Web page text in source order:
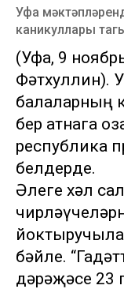
Уфа
каникуллары
(Уфа, 9
Фәтхуллин).
балаларның
бер атнага
республика
белдерде.
Әлеге хәл
бәйле.
дәрәҗәсе 23